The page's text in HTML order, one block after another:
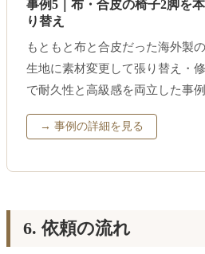
事例5｜布・合皮の椅子2脚を
り替え
もともと布と合皮だった海外製
生地に素材変更して張り替え・
で耐久性と高級感を両立した事例
→ 事例の詳細を見る
6. 依頼の流れ